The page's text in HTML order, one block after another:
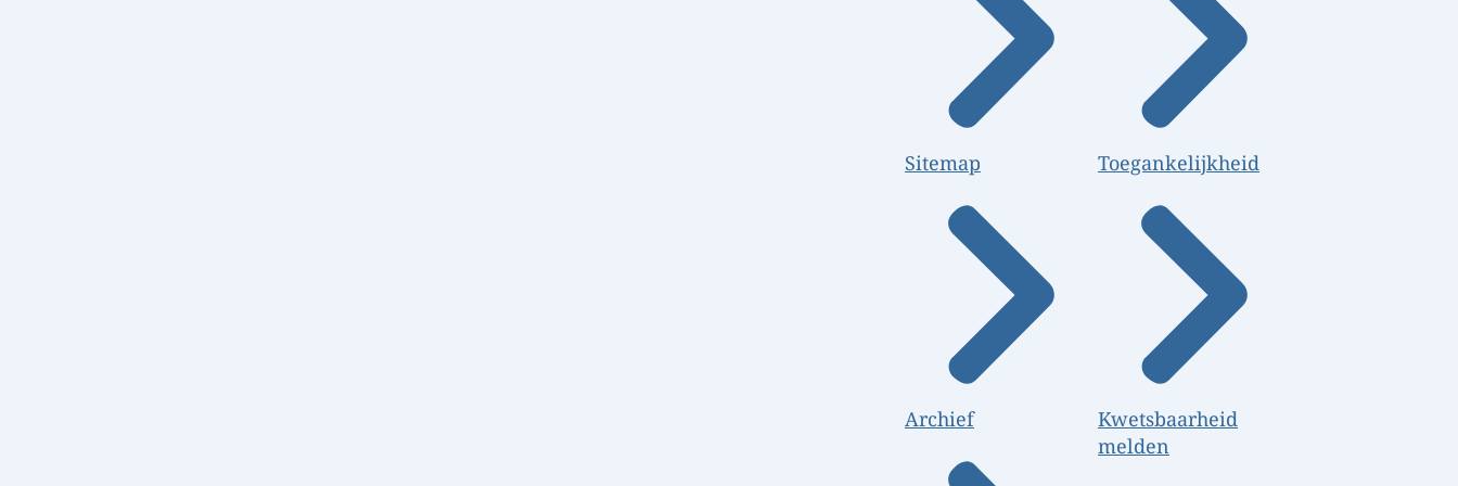
Sitemap
Archief
Toegankelijkheid
Kwetsbaarheid
melden